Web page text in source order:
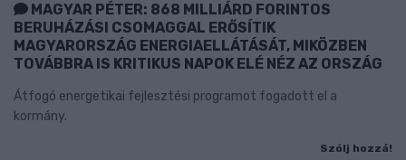
MAGYAR PÉTER: 868 MILLIÁRD FORINTOS
BERUHÁZÁSI CSOMAGGAL ERŐSÍTIK
MAGYARORSZÁG ENERGIAELLÁTÁSÁT, MIKÖZBEN
TOVÁBBRA IS KRITIKUS NAPOK ELÉ NÉZ AZ ORSZÁG
Átfogó energetikai fejlesztési programot fogadott el a
kormány.
Szólj hozzá!